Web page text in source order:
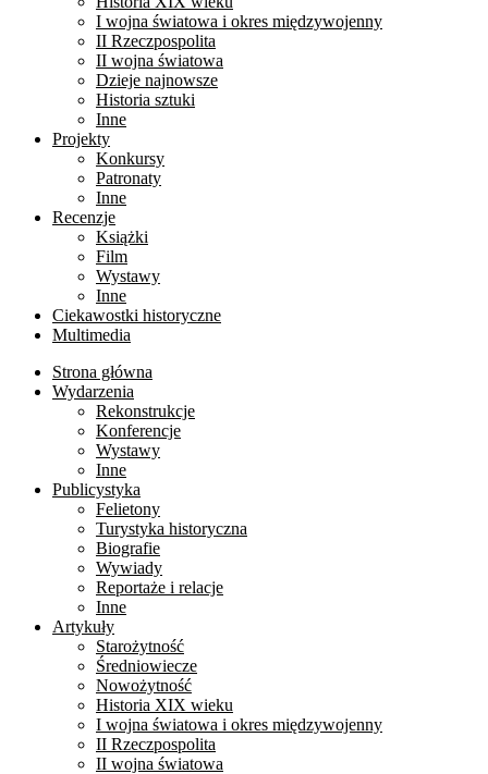
I wojna światowa i okres międzywojenny
II Rzeczpospolita
II wojna światowa
Dzieje najnowsze
Historia sztuki
Inne
Projekty
Konkursy
Patronaty
Inne
Recenzje
Książki
Film
Wystawy
Inne
Ciekawostki historyczne
Multimedia
Strona główna
Wydarzenia
Rekonstrukcje
Konferencje
Wystawy
Inne
Publicystyka
Felietony
Turystyka historyczna
Biografie
Wywiady
Reportaże i relacje
Inne
Artykuły
Starożytność
Średniowiecze
Nowożytność
Historia XIX wieku
I wojna światowa i okres międzywojenny
II Rzeczpospolita
II wojna światowa